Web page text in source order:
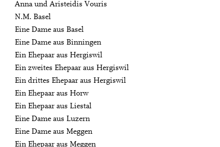
Anna und Aristeidis Vouris
N.M. Basel
Eine Dame aus Basel
Eine Dame aus Binningen
Ein Ehepaar aus Hergiswil
Ein zweites Ehepaar aus Hergiswil
Ein drittes Ehepaar aus Hergiswil
Ein Ehepaar aus Horw
Ein Ehepaar aus Liestal
Eine Dame aus Luzern
Eine Dame aus Meggen
Ein Ehepaar aus Meggen